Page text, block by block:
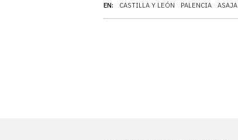
EN: CASTILLA Y LEÓN PALENCIA ASAJA